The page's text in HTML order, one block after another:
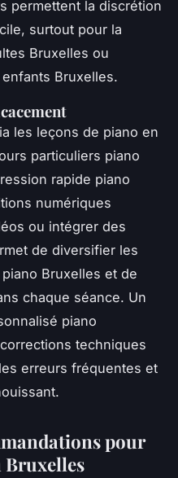
permettent la discrétion
surtout pour la
Bruxelles ou
Bruxelles.
les leçons de piano en
particuliers piano
rapide piano
numériques
ou intégrer des
de diversifier les
Bruxelles et de
chaque séance. Un
piano
techniques
erreurs fréquentes et
pour
Bruxelles